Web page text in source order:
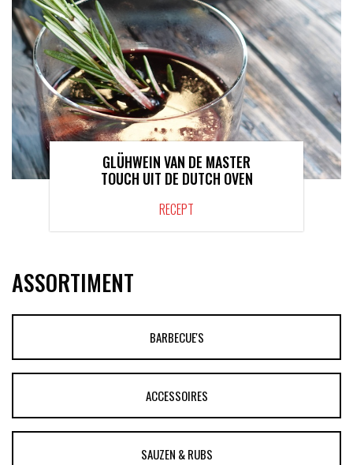
GLÜHWEIN VAN DE MASTER
TOUCH UIT DE DUTCH OVEN
RECEPT
ASSORTIMENT
BARBECUE'S
ACCESSOIRES
SAUZEN & RUBS